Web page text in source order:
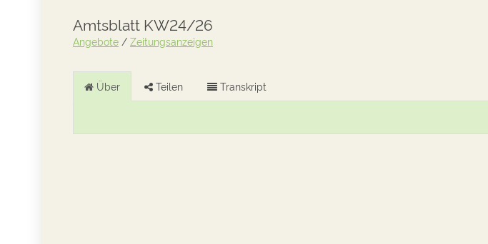
Amtsblatt KW24/26
Angebote / Zeitungsanzeigen
Über Teilen Transkript